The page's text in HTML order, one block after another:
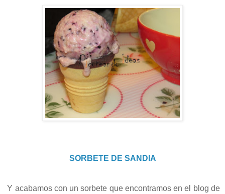
SORBETE DE SANDIA
Y acabamos con un sorbete que encontramos en el blog de